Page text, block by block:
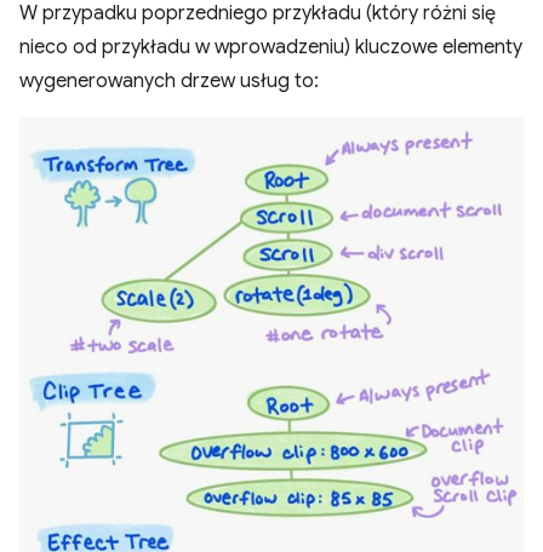
W przypadku poprzedniego przykładu (który różni się
nieco od przykładu w wprowadzeniu) kluczowe elementy
wygenerowanych drzew usług to: